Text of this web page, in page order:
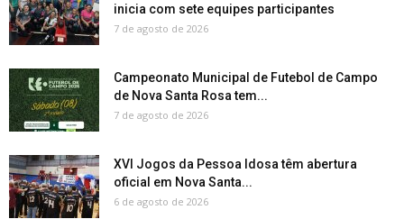
inicia com sete equipes participantes
7 de agosto de 2026
Campeonato Municipal de Futebol de Campo
de Nova Santa Rosa tem...
7 de agosto de 2026
XVI Jogos da Pessoa Idosa têm abertura
oficial em Nova Santa...
6 de agosto de 2026